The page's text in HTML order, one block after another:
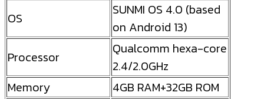
OS
SUNMI OS 4.0 (based
on Android 13)
Processor
Qualcomm hexa-core
2.4/2.0GHz
Memory
4GB RAM+32GB ROM